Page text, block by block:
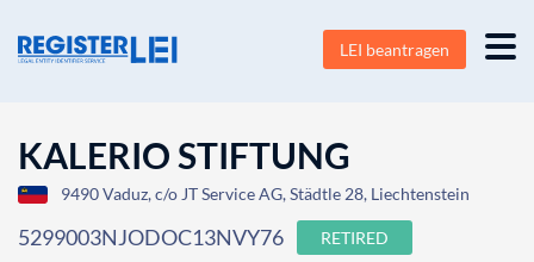
LEI beantragen
KALERIO STIFTUNG
9490 Vaduz, c/o JT Service AG, Städtle 28, Liechtenstein
5299003NJODOC13NVY76 RETIRED